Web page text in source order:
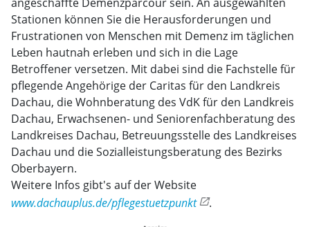
Stationen können Sie die Herausforderungen und
Frustrationen von Menschen mit Demenz im täglichen
Leben hautnah erleben und sich in die Lage
Betroffener versetzen. Mit dabei sind die Fachstelle für
pflegende Angehörige der Caritas für den Landkreis
Dachau, die Wohnberatung des VdK für den Landkreis
Dachau, Erwachsenen- und Seniorenfachberatung des
Landkreises Dachau, Betreuungsstelle des Landkreises
Dachau und die Sozialleistungsberatung des Bezirks
Oberbayern.
Weitere Infos gibt's auf der Website
www.dachauplus.de/pflegestuetzpunkt
.